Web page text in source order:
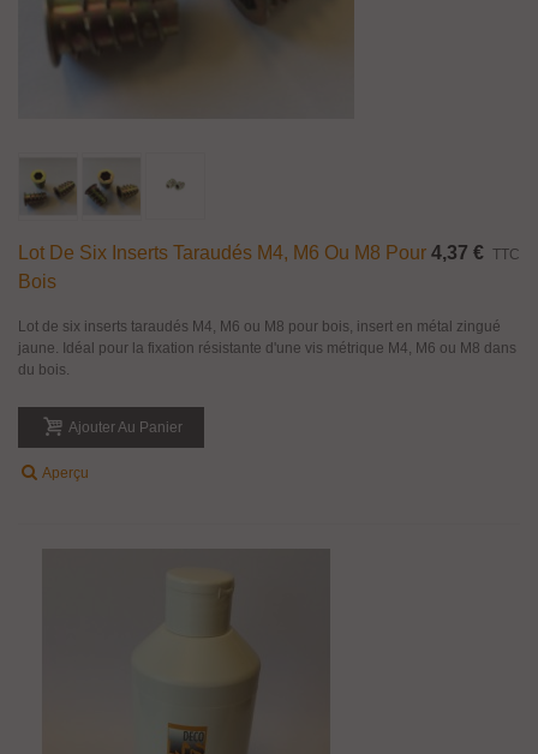
Lot De Six Inserts Taraudés M4, M6 Ou M8 Pour
Bois
4,37 € TTC
Lot de six inserts taraudés M4, M6 ou M8 pour bois, insert en métal zingué
jaune. Idéal pour la fixation résistante d'une vis métrique M4, M6 ou M8 dans
du bois.
Ajouter Au Panier
Aperçu